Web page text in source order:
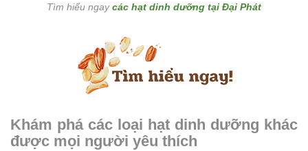
Tìm hiểu ngaycác hạt dinh dưỡng tại Đại Phát
Khám phá các loại hạt dinh dưỡng khác
được mọi người yêu thích